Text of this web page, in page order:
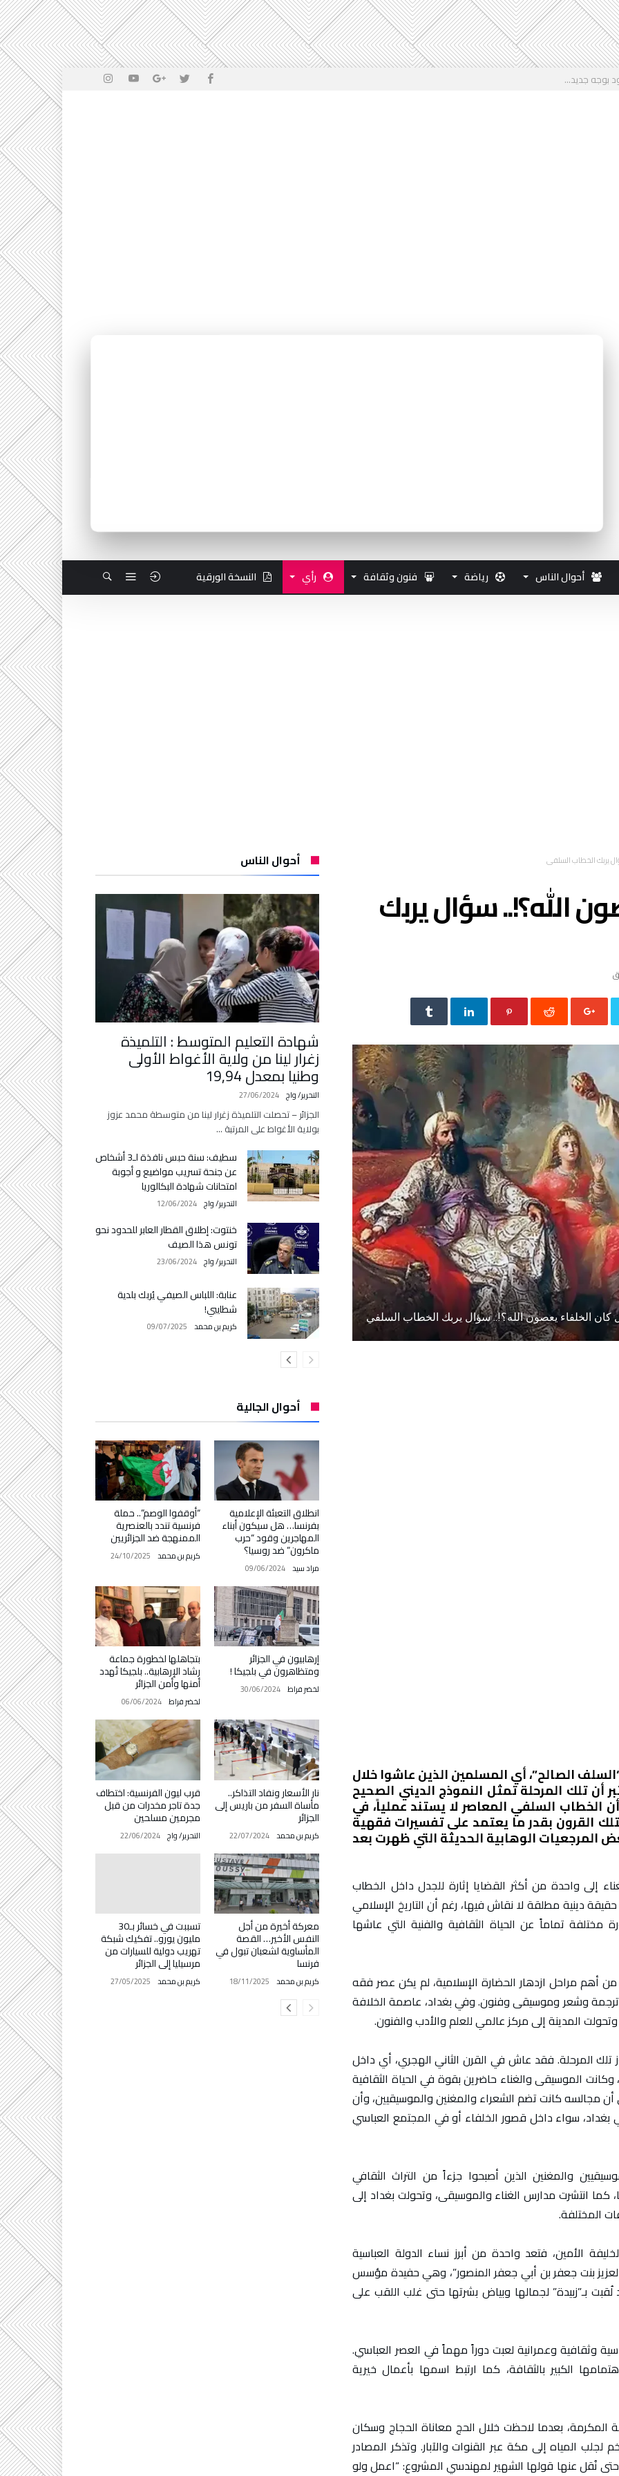
بوجه جديد...
أحوال الناس رياضة فنون وثقافة رأي النسخة الورقية
يربك الخطاب السلفي
الله؟!.. سؤال يربك
كان الخلفاء يعصون الله؟!.. سؤال يربك الخطاب السلفي
الصالح”، أي المسلمين الذين عاشوا خلال
أن تلك المرحلة تمثل النموذج الديني الصحيح
الخطاب السلفي المعاصر لا يستند عملياً، في
القرون بقدر ما يعتمد على تفسيرات فقهية
المرجعيات الوهابية الحديثة التي ظهرت بعد
إلى واحدة من أكثر القضايا إثارة للجدل داخل الخطاب
دينية مطلقة لا نقاش فيها، رغم أن التاريخ الإسلامي
تماماً عن الحياة الثقافية والفنية التي عاشها
أهم مراحل ازدهار الحضارة الإسلامية، لم يكن عصر فقه
وشعر وموسيقى وفنون. وفي بغداد، عاصمة الخلافة
المدينة إلى مركز عالمي للعلم والأدب والفنون.
تلك المرحلة. فقد عاش في القرن الثاني الهجري، أي داخل
الموسيقى والغناء حاضرين بقوة في الحياة الثقافية
أن مجالسه كانت تضم الشعراء والمغنين والموسيقيين، وأن
بغداد، سواء داخل قصور الخلفاء أو في المجتمع العباسي
والمغنين الذين أصبحوا جزءاً من التراث الثقافي
انتشرت مدارس الغناء والموسيقى، وتحولت بغداد إلى
المختلفة.
الأمين، فتعد واحدة من أبرز نساء الدولة العباسية
بنت جعفر بن أبي جعفر المنصور”، وهي حفيدة مؤسس
لُقبت بـ”زبيدة” لجمالها وبياض بشرتها حتى غلب اللقب على
وثقافية وعمرانية لعبت دوراً مهماً في العصر العباسي.
الكبير بالثقافة، كما ارتبط اسمها بأعمال خيرية
بعدما لاحظت خلال الحج معاناة الحجاج وسكان
المياه إلى مكة عبر القنوات والآبار. وتذكر المصادر
حتى نُقل عنها قولها الشهير لمهندسي المشروع: “اعمل ولو
أحوال الناس
شهادة التعليم المتوسط : التلميذة
زغرار لينا من ولاية الأغواط الأولى
وطنيا بمعدل 19,94
التحرير/ واج 27/06/2024
الجزائر – تحصلت التلميذة زغرار لينا من متوسطة محمد عزوز
بولاية الأغواط على المرتبة …
سطيف: سنة حبس نافذة لـ3 أشخاص
عن جنحة تسريب مواضيع و أجوبة
امتحانات شهادة البكالوريا
التحرير/ واج 12/06/2024
خنتوت: إطلاق القطار العابر للحدود نحو
تونس هذا الصيف
التحرير/ واج 23/06/2024
عنابة: اللباس الصيفي يُربك بلدية
شطايبي!
كريم بن محمد 09/07/2025
أحوال الجالية
“أوقفوا الوصم”.. حملة
فرنسية تندد بالعنصرية
الممنهجة ضد الجزائريين
كريم بن محمد 24/10/2025
انطلاق التعبئة الإعلامية
بفرنسا… هل سيكون أبناء
المهاجرين وقود “حرب
ماكرون” ضد روسيا؟
مراد سيد 09/06/2024
بتجاهلها لخطورة جماعة
رشاد الإرهابية.. بلجيكا تُهدد
أمنها وأمن الجزائر
لخضر فراط 06/06/2024
إرهابيون في الجزائر
ومتظاهرون في بلجيكا !
لخضر فراط 30/06/2024
قرب ليون الفرنسية: اختطاف
جدة تاجر مخدرات من قبل
مجرمين مسلحين
التحرير/ واج 22/06/2024
نار الأسعار ونفاد التذاكر..
مأساة السفر من باريس إلى
الجزائر
كريم بن محمد 22/07/2024
تسببت في خسائر بـ30
مليون يورو.. تفكيك شبكة
تهريب دولية للسيارات من
مرسيليا إلى الجزائر
كريم بن محمد 27/05/2025
معركة أخيرة من أجل
النفس الأخير… القصة
المأساوية لشعبان تبول في
فرنسا
كريم بن محمد 18/11/2025